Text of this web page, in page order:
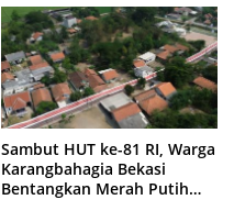
Sambut HUT ke-81 RI, Warga
Karangbahagia Bekasi
Bentangkan Merah Putih